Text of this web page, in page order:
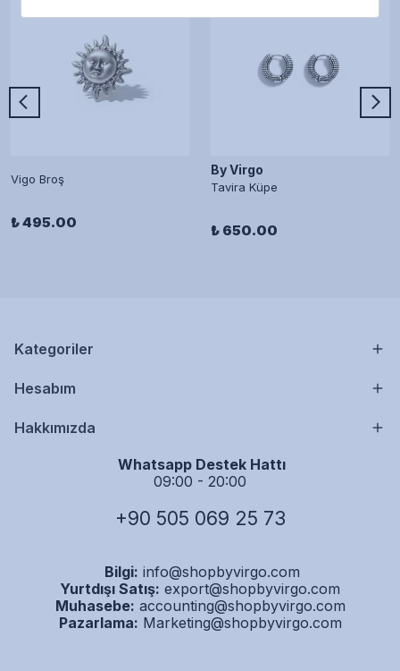
Vigo Broş
₺ 495.00
By Virgo
Tavira Küpe
₺ 650.00
Kategoriler
Hesabım
Hakkımızda
Whatsapp Destek Hattı
09:00 - 20:00
+90 505 069 25 73
Bilgi: info@shopbyvirgo.com
Yurtdışı Satış: export@shopbyvirgo.com
Muhasebe: accounting@shopbyvirgo.com
Pazarlama: Marketing@shopbyvirgo.com